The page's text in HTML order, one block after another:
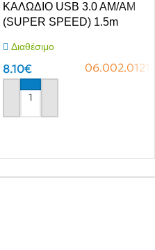
ΚΑΛΩΔΙΟ USB 3.0 AM/AM
(SUPER SPEED) 1.5m
Διαθέσιμο
8.10€ 06.002.0121
Αγόρασε το